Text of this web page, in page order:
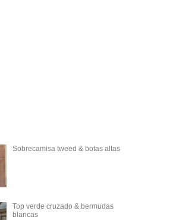
Sobrecamisa tweed & botas altas
Top verde cruzado & bermudas
blancas